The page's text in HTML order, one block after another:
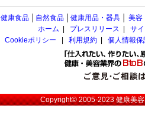
健康食品 自然食品 健康用品・器具 美容
ホーム
プレスリリース
サ
Cookieポリシー
利用規約 個人情報
Copyright© 2005-2023健康美